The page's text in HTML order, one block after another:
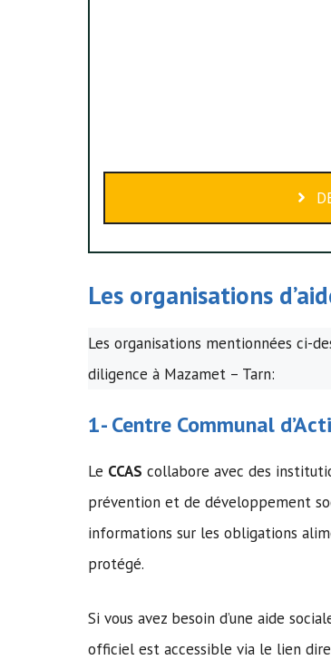
Les organisations d’
Les organisations mentionnées ci-
diligence à Mazamet – Tarn:
1-Centre Communal
Le CCAS collabore avec des
prévention et de développement
informations sur les obligations
protégé.
Si vous avez besoin d’une aide
officiel est accessible via le lien